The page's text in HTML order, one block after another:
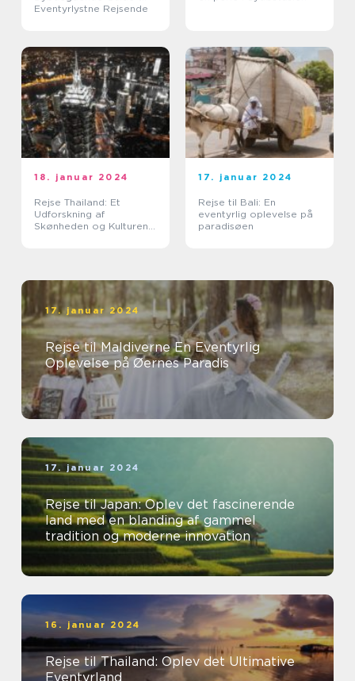
Eventyrlystne Rejsende
18. januar 2024
Rejse Thailand: Et
Udforskning af
Skønheden og Kulturen i
17. januar 2024
Rejse til Bali: En
eventyrlig oplevelse på
paradisøen
17. januar 2024
Rejse til Maldiverne En Eventyrlig
Oplevelse på Øernes Paradis
17. januar 2024
Rejse til Japan: Oplev det fascinerende
land med en blanding af gammel
tradition og moderne innovation
16. januar 2024
Rejse til Thailand: Oplev det Ultimative
Eventyrland